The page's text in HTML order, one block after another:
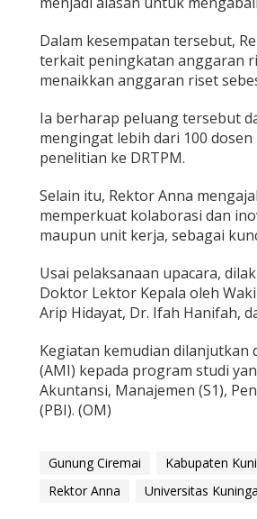
Dalam kesempatan tersebut,
terkait peningkatan anggaran
menaikkan anggaran riset
Ia berharap peluang tersebut
mengingat lebih dari 100
penelitian ke DRTPM.
Selain itu, Rektor Anna
memperkuat kolaborasi dan
maupun unit kerja, sebagai
Usai pelaksanaan upacara,
Doktor Lektor Kepala oleh
Arip Hidayat, Dr. Ifah Hanifah,
Kegiatan kemudian
(AMI) kepada program studi
Akuntansi, Manajemen (S1),
(PBI). (OM)
Gunung Ciremai Kabupaten
Rektor Anna
Universitas